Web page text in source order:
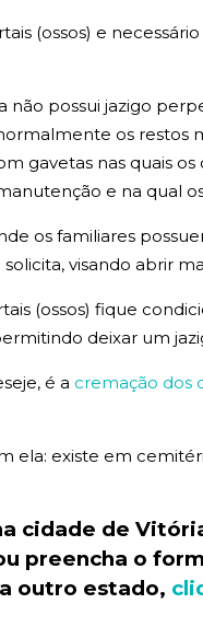
(ossos) e
possui jazigo
os restos
gavetas nas quais
e na qual
os familiares
visando abrir
(ossos) fique
deixar um
é a cremação dos
ela: existe em
cidade de
preencha o
outro estado,